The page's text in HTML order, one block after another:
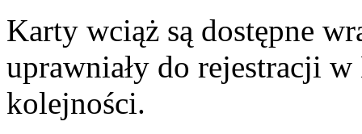
Karty wciąż są dostępne
uprawniały do rejestracji
kolejności.